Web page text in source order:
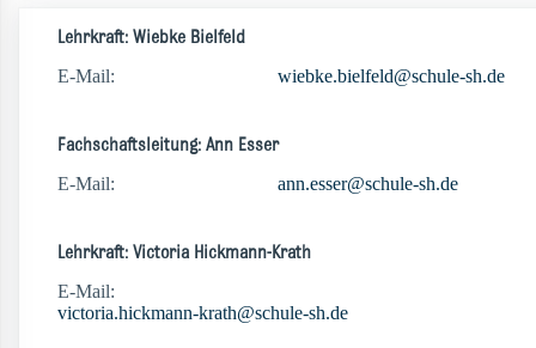
Lehrkraft: Wiebke Bielfeld
E-Mail: wiebke.bielfeld@schule-sh.de
Fachschaftsleitung: Ann Esser
E-Mail: ann.esser@schule-sh.de
Lehrkraft: Victoria Hickmann-Krath
E-Mail:
victoria.hickmann-krath@schule-sh.de